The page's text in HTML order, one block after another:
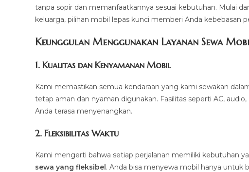
tanpa sopir dan memanfaatkannya sesuai kebutuhan. Mulai
keluarga, pilihan mobil lepas kunci memberi Anda kebebasan
Keunggulan Menggunakan Layanan Sewa
1. Kualitas dan Kenyamanan Mobil
Kami memastikan semua kendaraan yang kami sewakan
tetap aman dan nyaman digunakan. Fasilitas seperti AC,
Anda terasa menyenangkan.
2. Fleksibilitas Waktu
Kami mengerti bahwa setiap perjalanan memiliki kebutuhan
sewa yang fleksibel. Anda bisa menyewa mobil hanya untuk